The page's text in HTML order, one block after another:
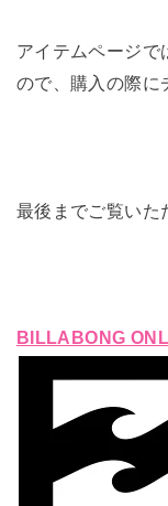
アイテムページで
ので、購入の際に
最後までご覧いた
BILLABONG